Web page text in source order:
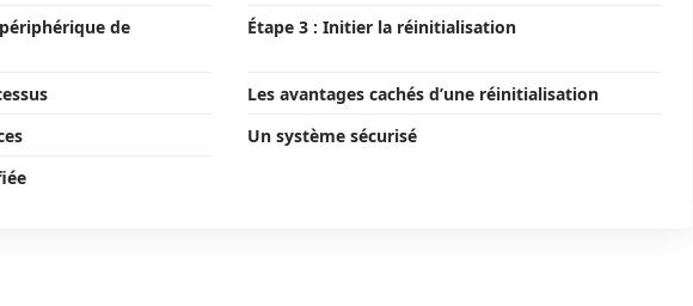
de
Étape 3 : Initier la réinitialisation
Les avantages cachés d’une réinitialisation
Un système sécurisé